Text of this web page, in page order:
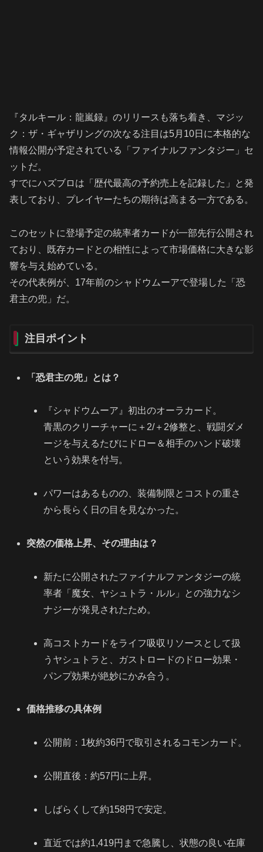
『タルキール：龍嵐録』のリリースも落ち着き、マジッ
ク：ザ・ギャザリングの次なる注目は5月10日に本格的な
情報公開が予定されている「ファイナルファンタジー」セ
ットだ。
すでにハズブロは「歴代最高の予約売上を記録した」と発
表しており、プレイヤーたちの期待は高まる一方である。
このセットに登場予定の統率者カードが一部先行公開され
ており、既存カードとの相性によって市場価格に大きな影
響を与え始めている。
その代表例が、17年前のシャドウムーアで登場した「恐
君主の兜」だ。
注目ポイント
「恐君主の兜」とは？
『シャドウムーア』初出のオーラカード。
青黒のクリーチャーに＋2/＋2修整と、戦闘ダメ
ージを与えるたびにドロー＆相手のハンド破壊
という効果を付与。
パワーはあるものの、装備制限とコストの重さ
から長らく日の目を見なかった。
突然の価格上昇、その理由は？
新たに公開されたファイナルファンタジーの統
率者「魔女、ヤシュトラ・ルル」との強力なシ
ナジーが発見されたため。
高コストカードをライフ吸収リソースとして扱
うヤシュトラと、ガストロードのドロー効果・
パンプ効果が絶妙にかみ合う。
価格推移の具体例
公開前：1枚約36円で取引されるコモンカード。
公開直後：約57円に上昇。
しばらくして約158円で安定。
直近では約1,419円まで急騰し、状態の良い在庫